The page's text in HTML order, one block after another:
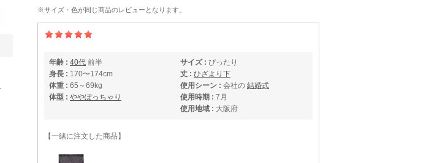
※サイズ・色が同じ商品のレビューとなります。
年齢 : 40代 前半
身長 : 170〜174cm
体重 : 65～69kg
体型 : ややぽっちゃり
サイズ : ぴったり
丈 : ひざより下
使用シーン : 会社の 結婚式
使用時期 : 7月
使用地域 : 大阪府
【一緒に注文した商品】
6泊7日10,990円
6泊7日 10,990